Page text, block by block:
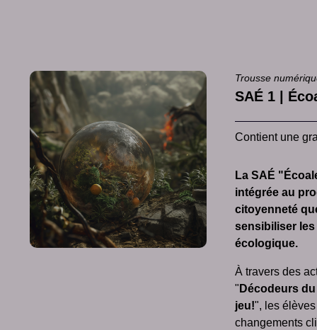
Trousse
SAÉ 1 |
Contient une
La SAÉ
intégrée au
citoyenneté
sensibiliser
écologique.
À travers des
" Décodeurs
jeu!", les
changements